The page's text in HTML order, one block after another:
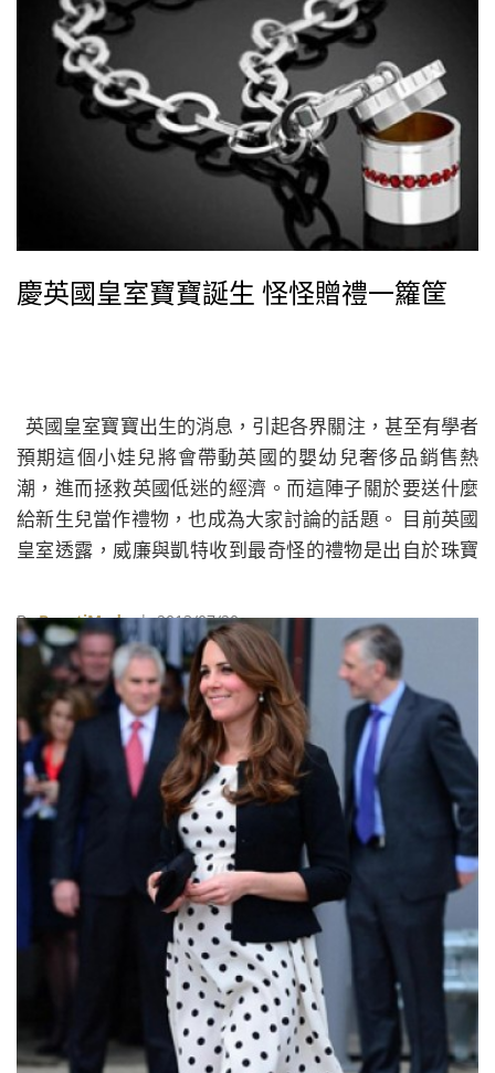
慶英國皇室寶寶誕生 怪怪贈禮一籮筐
英國皇室寶寶出生的消息，引起各界關注，甚至有學者
預期這個小娃兒將會帶動英國的嬰幼兒奢侈品銷售熱
潮，進而拯救英國低迷的經濟。而這陣子關於要送什麼
給新生兒當作禮物，也成為大家討論的話題。 目前英國
皇室透露，威廉與凱特收到最奇怪的禮物是出自於珠寶
手鍊式嬰兒爽身乳液盒（據說可在裡面填塞英國萬用藥
膏Sudocrem），價值高達一萬英鎊（約45萬台幣），
儘管作工精美，但顯然這個禮物的裝飾性遠遠凌駕於實
用性，因此也不禁讓英國民眾搔頭疑問：「凱特真的會
用嗎？」
ByBeautiMode| 2013/07/20